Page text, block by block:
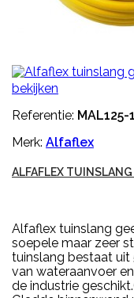
bekijken
Referentie: MAL125-
Merk: Alfaflex
ALFAFLEX
Alfaflex tuinslang
soepele maar zeer
tuinslang bestaat uit
van wateraanvoer
de industrie